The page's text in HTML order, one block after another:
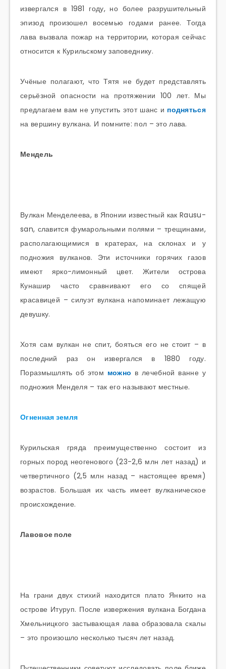
извергался в 1981 году, но более разрушительный
эпизод произошел восемью годами ранее. Тогда
лава вызвала пожар на территории, которая сейчас
относится к Курильскому заповеднику.
Учёные полагают, что Тятя не будет представлять
серьёзной опасности на протяжении 100 лет. Мы
предлагаем вам не упустить этот шанс и подняться
на вершину вулкана. И помните: пол – это лава.
Мендель
Вулкан Менделеева, в Японии известный как Rausu-
san, славится фумарольными полями – трещинами,
располагающимися в кратерах, на склонах и у
подножия вулканов. Эти источники горячих газов
имеют ярко-лимонный цвет. Жители острова
Кунашир часто сравнивают его со спящей
красавицей – силуэт вулкана напоминает лежащую
девушку.
Хотя сам вулкан не спит, бояться его не стоит – в
последний раз он извергался в 1880 году.
Поразмышлять об этом можно в лечебной ванне у
подножия Менделя – так его называют местные.
Огненная земля
Курильская гряда преимущественно состоит из
горных пород неогенового (23-2,6 млн лет назад) и
четвертичного (2,5 млн назад – настоящее время)
возрастов. Большая их часть имеет вулканическое
происхождение.
Лавовое поле
На грани двух стихий находится плато Янкито на
острове Итуруп. После извержения вулкана Богдана
Хмельницкого застывающая лава образовала скалы
– это произошло несколько тысяч лет назад.